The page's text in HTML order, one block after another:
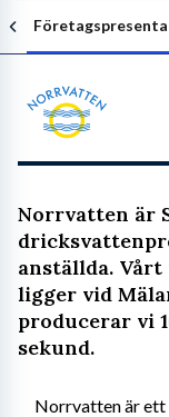
Norrvatten är
anställda.
ligger vid
producerar vi
sekund.
Norrvatten är ett